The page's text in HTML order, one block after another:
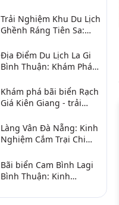
Vời
Trải Nghiệm Khu Du Lịch
Ghềnh Ráng Tiên Sa:
Qua
Địa Điểm Du Lịch La Gi
Bình Thuận: Khám Phá 6
2026
Khám phá bãi biển Rạch
Giá Kiên Giang - trải
Làng Vân Đà Nẵng: Kinh
Nghiệm Cắm Trại Chi
Bãi biển Cam Bình Lagi
Bình Thuận: Kinh
sản, điểm gần